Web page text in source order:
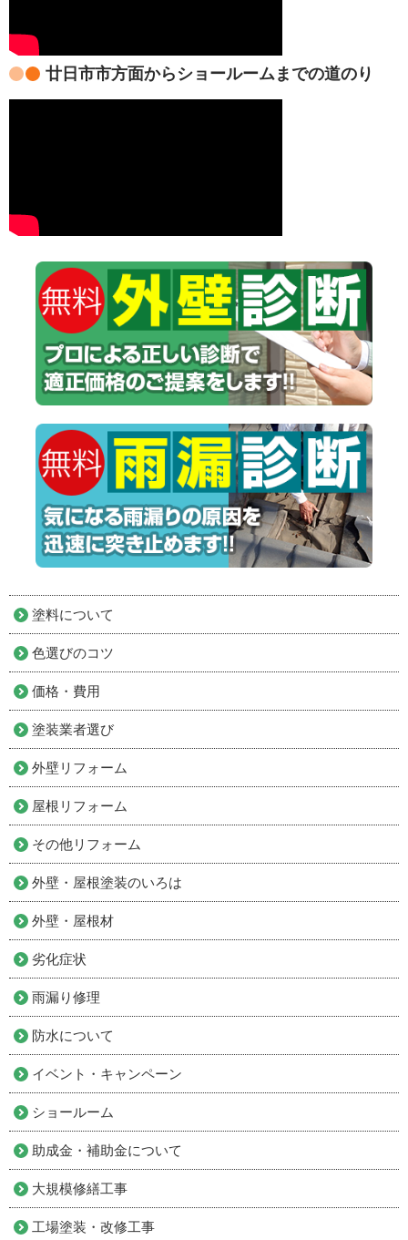
廿日市市方面からショールームまでの道のり
塗料について
色選びのコツ
価格・費用
塗装業者選び
外壁リフォーム
屋根リフォーム
その他リフォーム
外壁・屋根塗装のいろは
外壁・屋根材
劣化症状
雨漏り修理
防水について
イベント・キャンペーン
ショールーム
助成金・補助金について
大規模修繕工事
工場塗装・改修工事